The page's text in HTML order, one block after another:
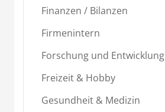
Finanzen / Bilanzen
Firmenintern
Forschung und Entwicklung
Freizeit & Hobby
Gesundheit & Medizin